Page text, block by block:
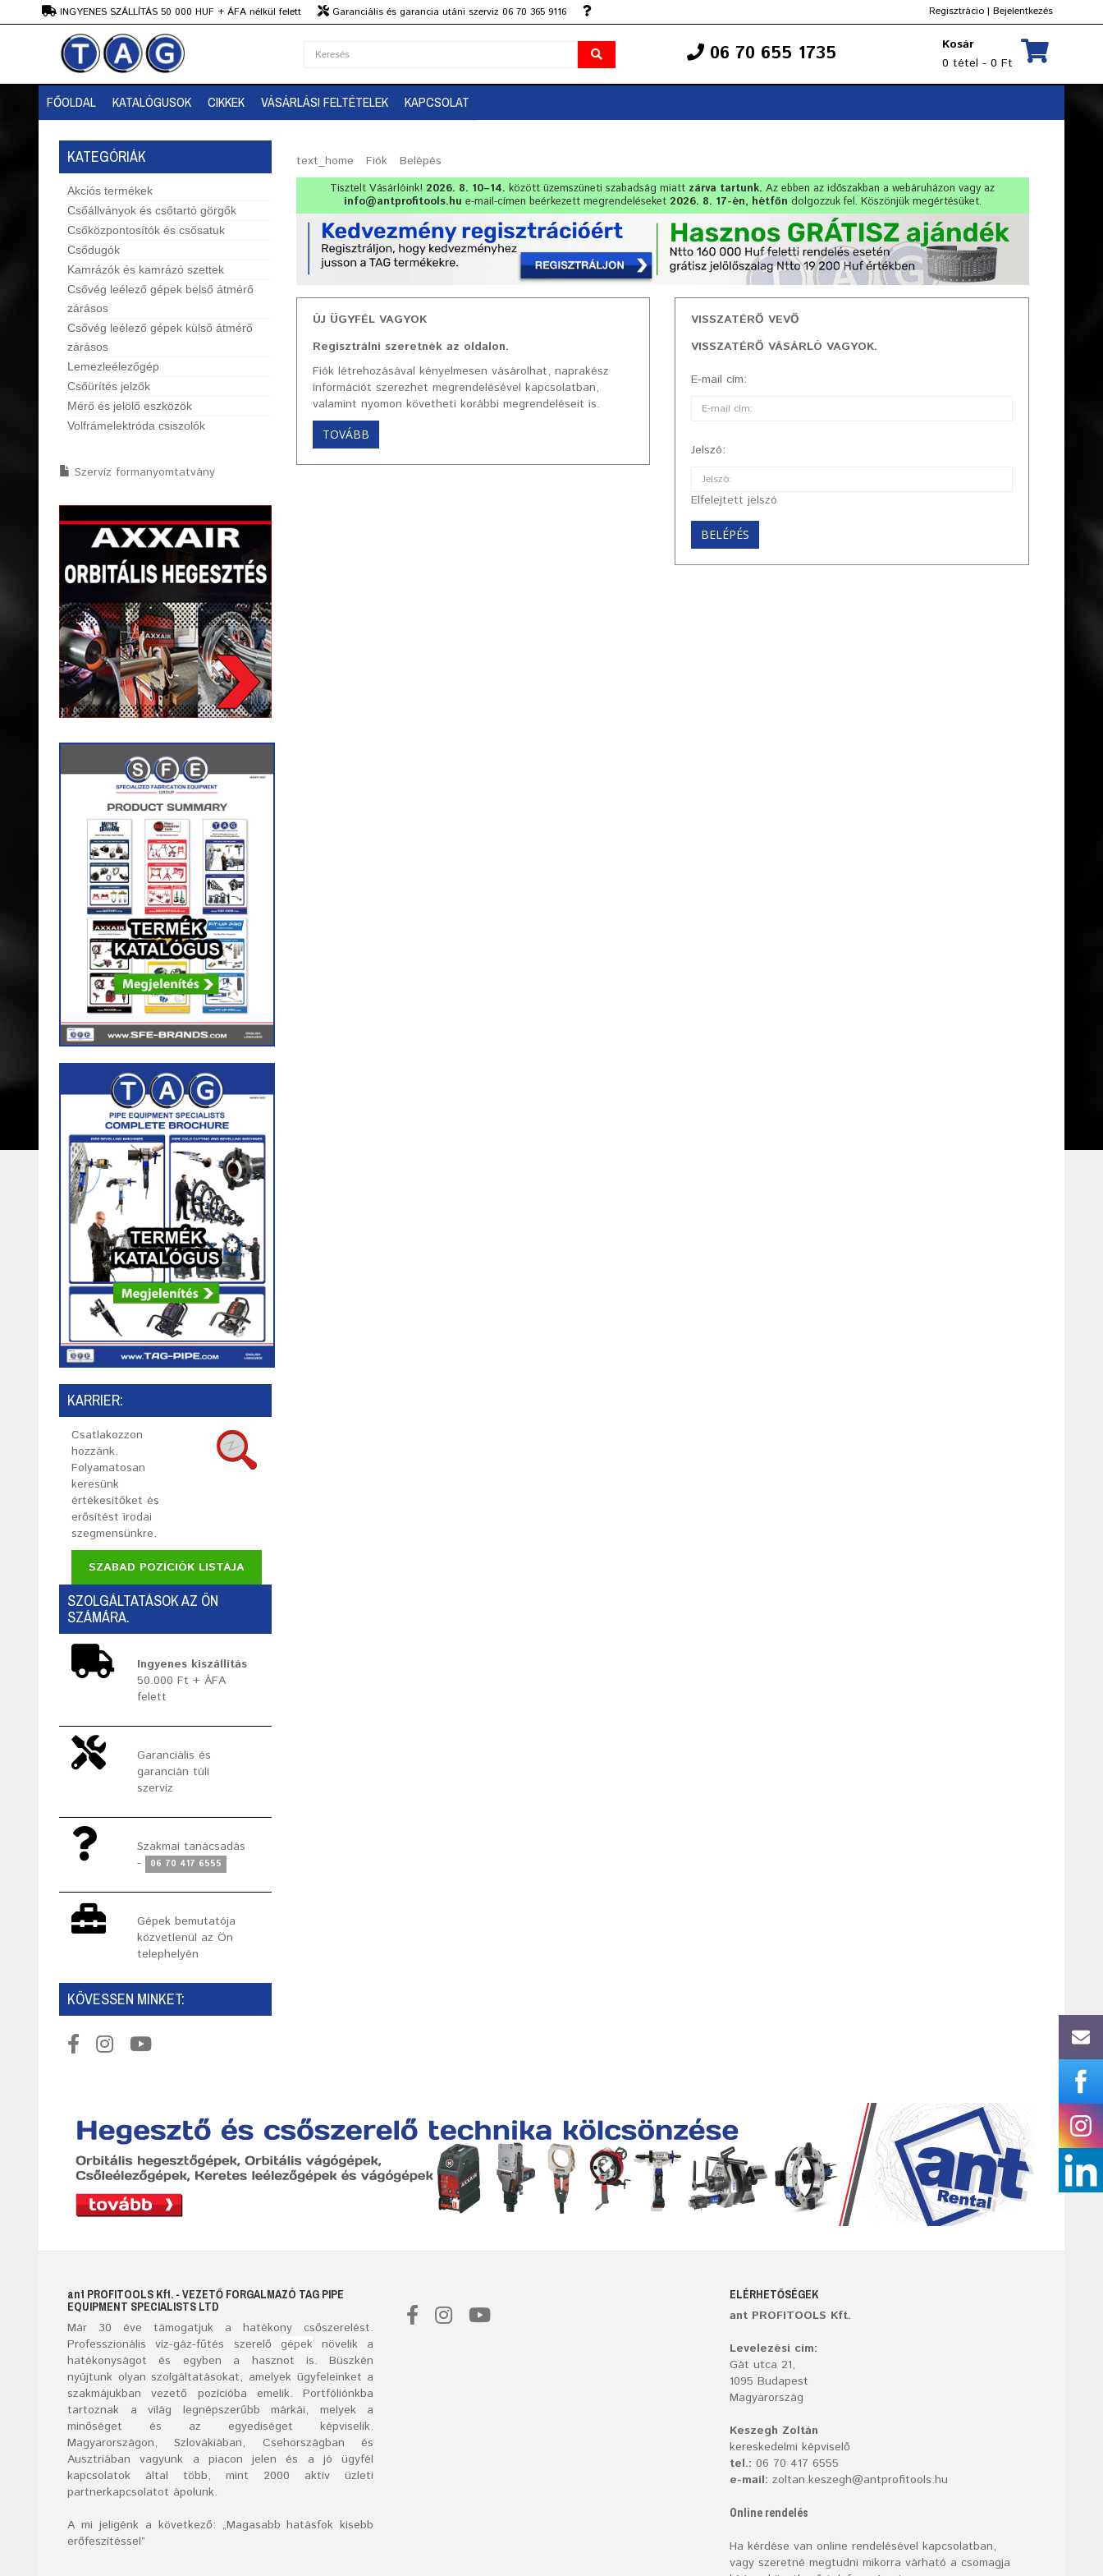
INGYENES SZÁLLÍTÁS 50 000 HUF + ÁFA nélkül felett
Garanciális és garancia utáni szerviz 06 70 365 9116
Szaktanácsadás
Regisztrácio | Bejelentkezés
06 70 655 1735
Kosár
0 tétel - 0 Ft
FŐOLDAL KATALÓGUSOK CIKKEK VÁSÁRLÁSI FELTÉTELEK KAPCSOLAT
KATEGÓRIÁK
Akciós termékek
Csőállványok és csőtartó görgők
Csőközpontosítók és csősatuk
Csődugók
Kamrázók és kamrázó szettek
Csővég leélező gépek belső átmérő
zárásos
Csővég leélező gépek külső átmérő
zárásos
Lemezleélezőgép
Csőürítés jelzők
Mérő és jelölő eszközök
Volfrámelektróda csiszolók
Szervíz formanyomtatvány
KARRIER:
Csatlakozzon
hozzánk.
Folyamatosan
keresünk
értékesítőket és
erősítést irodai
szegmensünkre.
SZABAD POZÍCIÓK LISTÁJA
SZOLGÁLTATÁSOK AZ ÖN
SZÁMÁRA.
Ingyenes kiszállítás
50.000 Ft + ÁFA
felett
Garanciális és
garancián túli
szerviz
Szakmai tanácsadás
-
06 70 417 6555
Gépek bemutatója
közvetlenül az Ön
telephelyén
KÖVESSEN MINKET:
text_home Fiók Belépés
Tisztelt Vásárlóink!2026. 8. 10–14. között üzemszüneti szabadság miatt zárva tartunk. Az ebben az időszakban a webáruházon vagy az
info@antprofitools.hu e-mail-címen beérkezett megrendeléseket 2026. 8. 17-én, hétfőn dolgozzuk fel. Köszönjük megértésüket.
ÚJ ÜGYFÉL VAGYOK
Regisztrálni szeretnék az oldalon.
Fiók létrehozásával kényelmesen vásárolhat, naprakész
információt szerezhet megrendelésével kapcsolatban,
valamint nyomon követheti korábbi megrendeléseit is.
TOVÁBB
VISSZATÉRŐ VEVŐ
VISSZATÉRŐ VÁSÁRLÓ VAGYOK.
E-mail cím:
Jelszó:
Elfelejtett jelszó
ant PROFITOOLS Kft. - VEZETŐ FORGALMAZÓ TAG PIPE
EQUIPMENT SPECIALISTS LTD
Már 30éve támogatjuk a hatékony csőszerelést.
Professzionális víz-gáz-fűtés szerelő gépeknövelik a
hatékonyságot és egyben a hasznot is. Büszkén
nyújtunk olyan szolgáltatásokat, amelyek ügyfeleinket a
szakmájukban vezető pozícióba emelik. Portfóliónkba
tartoznak a világ legnépszerűbb márkái, melyek a
minőséget és az egyediséget képviselik.
Magyarországon, Szlovákiában, Csehországban és
Ausztriában vagyunk a piacon jelen és a jó ügyfél
kapcsolatok által több, mint 2000 aktív üzleti
partnerkapcsolatot ápolunk.
A mi jeligénk a következő: „Magasabb hatásfok kisebb
erőfeszítéssel”
ELÉRHETŐSÉGEK
ant PROFITOOLS Kft.
Levelezési cím:
Gát utca 21,
1095 Budapest
Magyarország
Keszegh Zoltán
kereskedelmi képviselő
tel.: 06 70 417 6555
e-mail: zoltan.keszegh@antprofitools.hu
Online rendelés
Ha kérdése van online rendelésével kapcsolatban,
vagy szeretné megtudni mikorra várható a csomagja